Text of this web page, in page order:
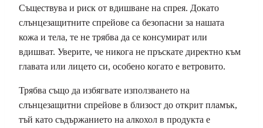
Съществува и риск от вдишване на спрея. Докато
слънцезащитните спрейове са безопасни за нашата
кожа и тела, те не трябва да се консумират или
вдишват. Уверите, че никога не пръскате директно към
главата или лицето си, особено когато е ветровито.
Трябва също да избягвате използването на
слънцезащитни спрейове в близост до открит пламък,
тъй като съдържанието на алкохол в продукта е